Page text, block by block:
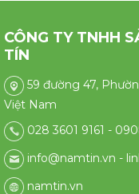
CÔNG TY TNHH
TÍN
59 đường 47,
Việt Nam
028 3601 9161 -
info@namtin.vn -
namtin.vn